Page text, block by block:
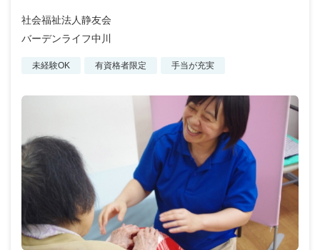
社会福祉法人静友会
バーデンライフ中川
未経験OK 有資格者限定 手当が充実